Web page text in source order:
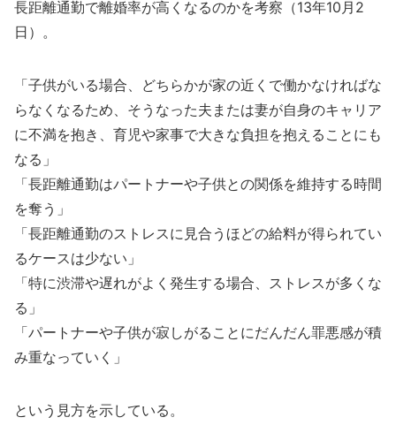
長距離通勤で離婚率が高くなるのかを考察（13年10月2
日）。
「子供がいる場合、どちらかが家の近くで働かなければな
らなくなるため、そうなった夫または妻が自身のキャリア
に不満を抱き、育児や家事で大きな負担を抱えることにも
なる」
「長距離通勤はパートナーや子供との関係を維持する時間
を奪う」
「長距離通勤のストレスに見合うほどの給料が得られてい
るケースは少ない」
「特に渋滞や遅れがよく発生する場合、ストレスが多くな
る」
「パートナーや子供が寂しがることにだんだん罪悪感が積
み重なっていく」
という見方を示している。